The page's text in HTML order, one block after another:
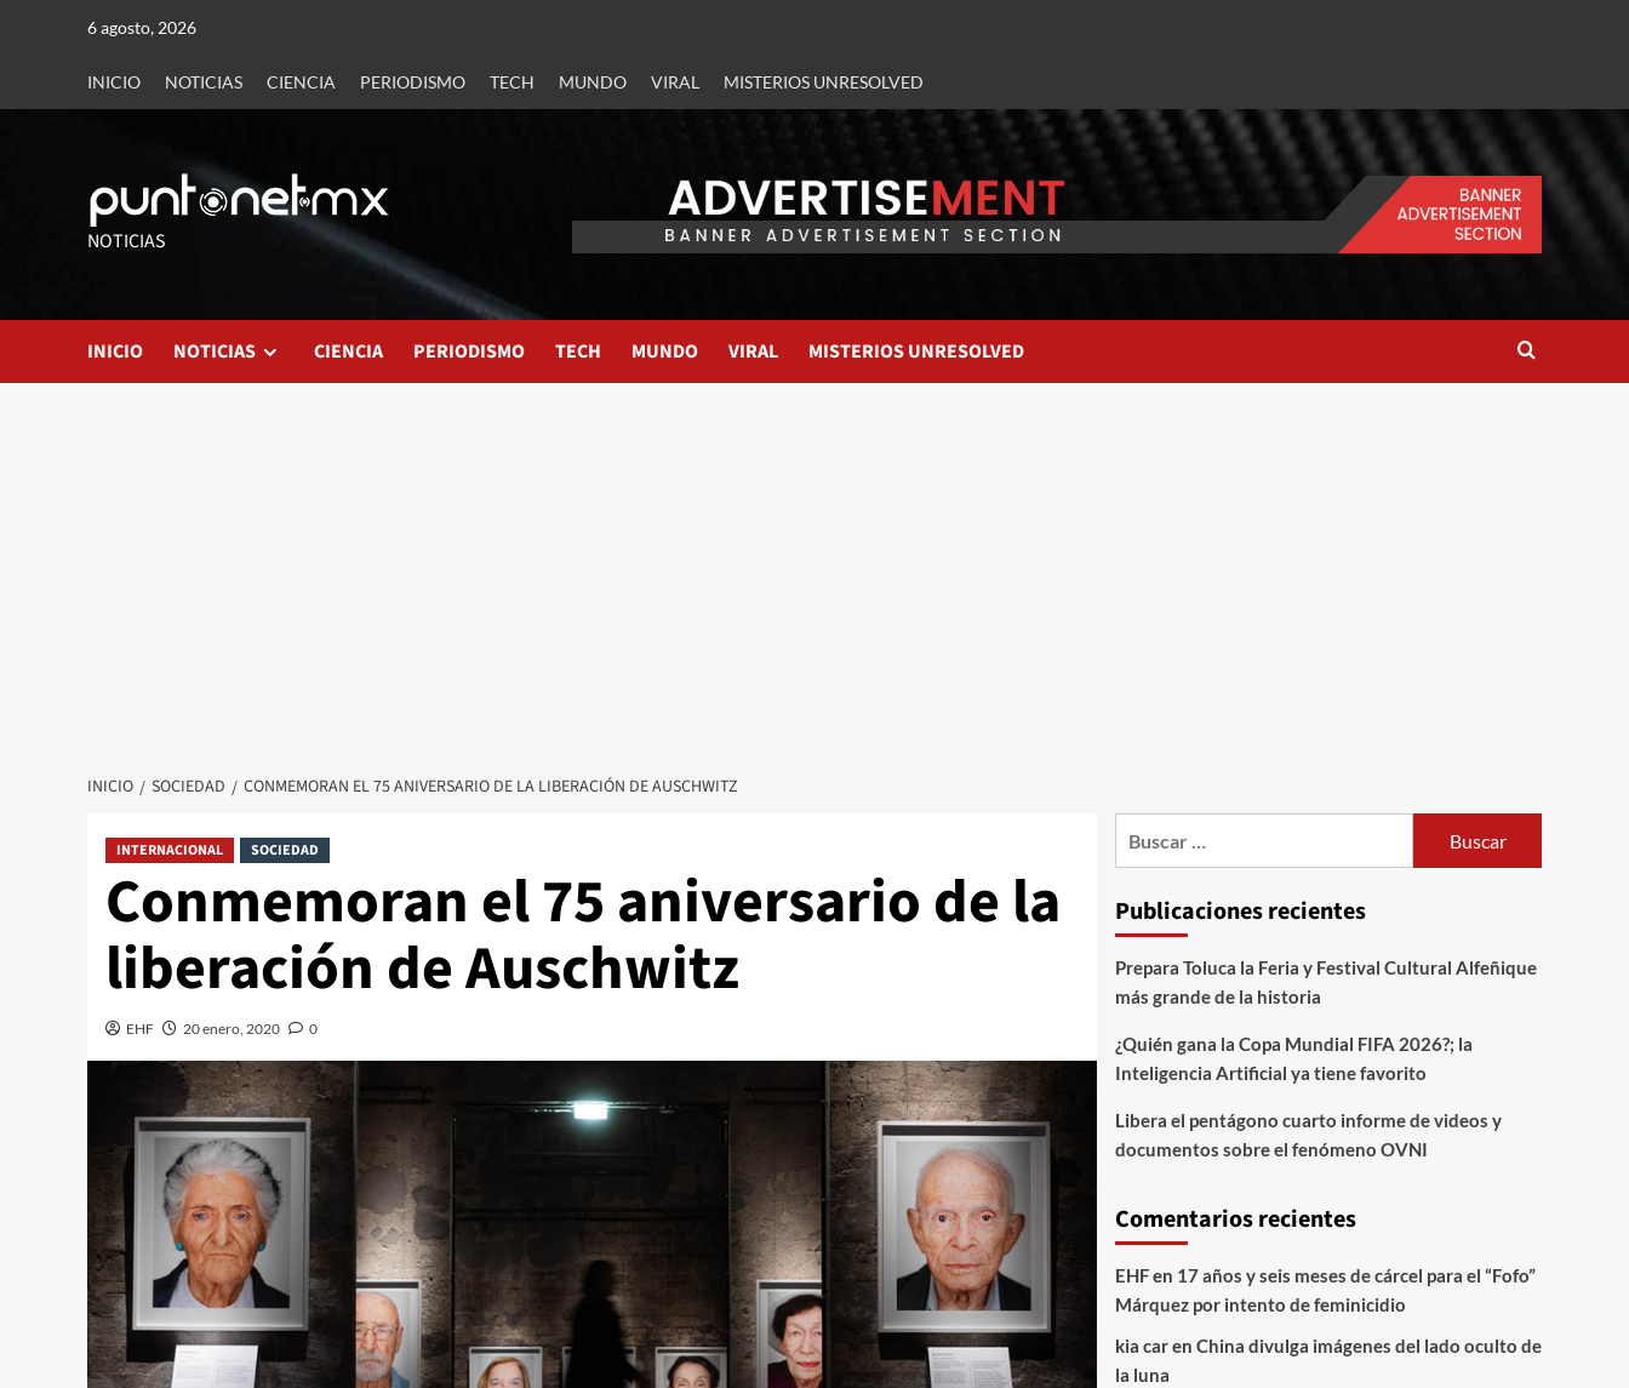
6 agosto, 2026
INICIO NOTICIAS CIENCIA PERIODISMO TECH MUNDO VIRAL MISTERIOS UNRESOLVED
NOTICIAS
INICIO NOTICIAS CIENCIA PERIODISMO TECH MUNDO VIRAL MISTERIOS UNRESOLVED
INICIO SOCIEDAD CONMEMORAN EL 75 ANIVERSARIO DE LA LIBERACIÓN DE AUSCHWITZ
INTERNACIONAL SOCIEDAD
Conmemoran el 75 aniversario de la
liberación de Auschwitz
EHF 20 enero, 2020 0
Publicaciones recientes
Prepara Toluca la Feria y Festival Cultural Alfeñique
más grande de la historia
¿Quién gana la Copa Mundial FIFA 2026?; la
Inteligencia Artificial ya tiene favorito
Libera el pentágono cuarto informe de videos y
documentos sobre el fenómeno OVNI
Comentarios recientes
EHFen 17 años y seis meses de cárcel para el “Fofo”
Márquez por intento de feminicidio
kia caren China divulga imágenes del lado oculto de
la luna